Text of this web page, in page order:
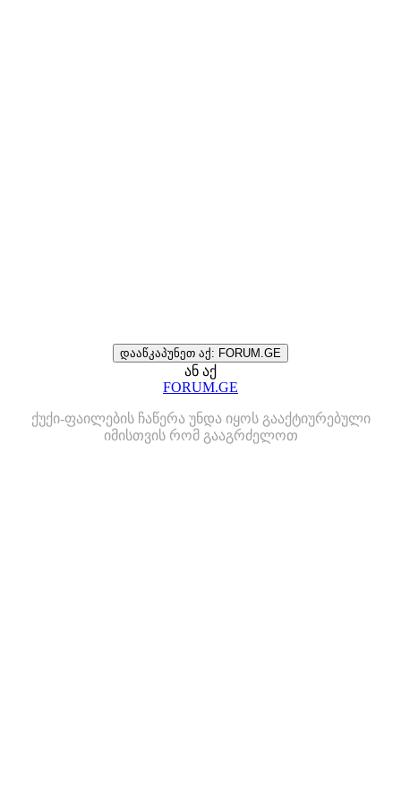
დააწკაპუნეთ აქ: FORUM.GE
ან აქ
FORUM.GE
ქუქი-ფაილების ჩაწერა უნდა იყოს გააქტიურებული
იმისთვის რომ გააგრძელოთ